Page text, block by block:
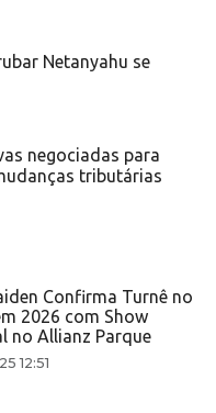
Netanyahu se
negociadas para
tributárias
Confirma Turnê no
2026 com Show
no Allianz Parque
12:51